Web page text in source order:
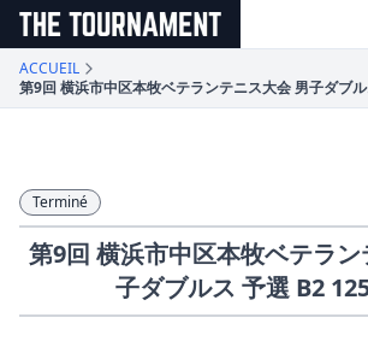
メインコンテンツへスキップ
ACCUEIL
第9回 横浜市中区本牧ベテランテニス大会 男子ダブ
Terminé
第9回 横浜市中区本牧ベテラン
子ダブルス 予選 B2